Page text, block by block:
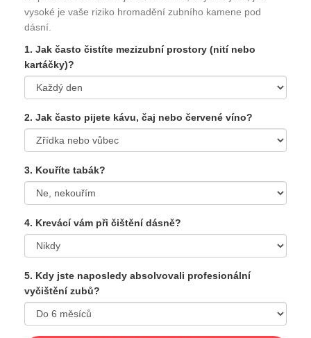
vysoké je vaše riziko hromadění zubního kamene pod
dásní.
1. Jak často čistíte mezizubní prostory (nití nebo
kartáčky)?
2. Jak často pijete kávu, čaj nebo červené víno?
3. Kouříte tabák?
4. Krevácí vám při čištění dásně?
5. Kdy jste naposledy absolvovali profesionální
vyčištění zubů?